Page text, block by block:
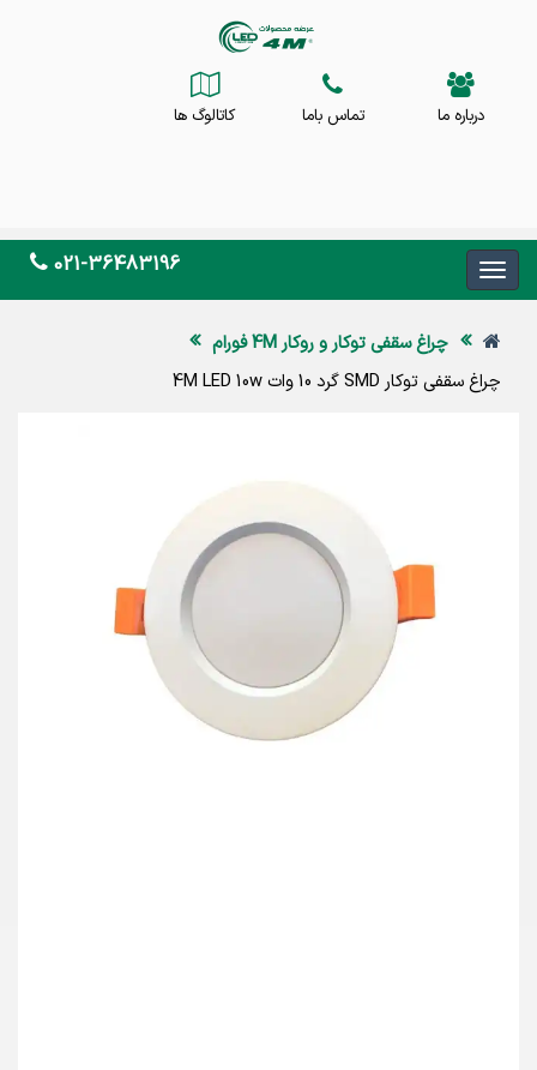
درباره ما تماس باما کاتالوگ ها
021-36483196
چراغ سقفی توکار و روکار 4M فورام
چراغ سقفی توکار SMD گرد 10 وات 4M LED 10w